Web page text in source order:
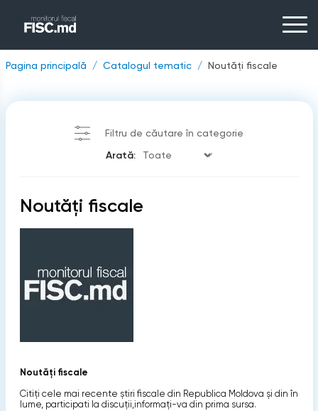
Pagina principală Catalogul tematic Noutăți fiscale
Filtru de căutare în categorie
Arată:
Noutăți fiscale
Noutăți fiscale
Citiți cele mai recente știri fiscale din Republica Moldova și din în
lume, participati la discuții,informaţi-va din prima sursa.